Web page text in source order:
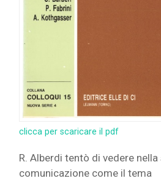
clicca per scaricare il pdf
R. Alberdi tentò di vedere nella
comunicazione come il tema